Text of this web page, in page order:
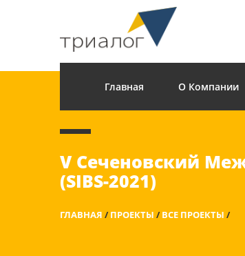
Главная О Компании
V Сеченовский
(SIBS-2021)
ГЛАВНАЯ /ПРОЕКТЫ /ВСЕ ПРОЕКТЫ /